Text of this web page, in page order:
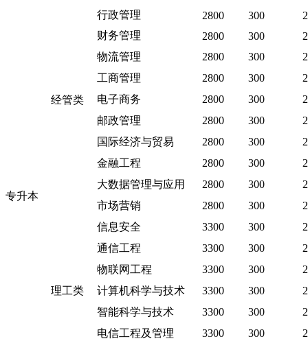
专升本
经管类
行政管理
2800 300
财务管理
2800 300
物流管理
2800 300
工商管理
2800 300
电子商务
2800 300
邮政管理
2800 300
国际经济与贸易
2800 300
金融工程
2800 300
大数据管理与应用
2800 300
市场营销
2800 300
理工类
信息安全 3300 300
通信工程
3300 300
物联网工程
3300 300
计算机科学与技术
3300 300
智能科学与技术
3300 300
电信工程及管理
3300 300